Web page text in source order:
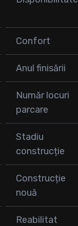
Confort
Anul finisării
Număr locuri
parcare
Stadiu
construcție
Construcție
nouă
Reabilitat